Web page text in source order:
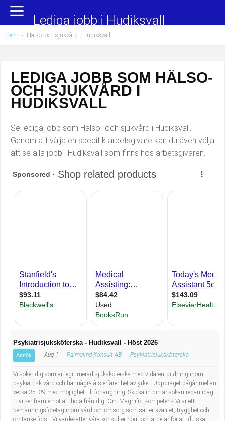
Yrkesområden
Administration, ekonomi, juridik
Chefer och verksamhetsledare
Data/IT
Försäljning, inköp, marknadsföring
Hantverksyrken
Kropps- och skönhetsvård
Kultur, media, design
Naturbruk
Naturvetenskapligt arbete
Pedagogiskt arbete
Populära jobb
Undersköterska, hemtjänst och äldreboende
Barnskötare
Lärare i förskola/Förskollärare
Lagerarbetare
Bussförare/Busschaufför
Budbilsförare
Tidningsbud/Tidningsdistributör
Taxiförare/Taxichaufför
Läkarsekreterare/Vårdadmin/Medicinsk
sekreterare
Lediga jobb i Hudiksvall
Hem › Hälso- och sjukvård - Hudiksvall
LEDIGA JOBB SOM HÄLSO-
OCH SJUKVÅRD I
HUDIKSVALL
Se lediga jobb som Hälso- och sjukvård i Hudiksvall.
Genom att välja en specifik arbetsgivare kan du även välja
att se alla jobb i Hudiksvall som finns hos arbetsgivaren.
Psykiatrisjuksköterska - Hudiksvall - Höst 2026
Ansök Aug 1 Palmelind Konsult AB Psykiatrisjuksköterska
Vi söker dig som är legitimerad sjuksköterska med vidareutbildning inom
psykiatrisk vård och har några års erfarenhet av yrket. Uppdraget pågår mellan
vecka 35--39 med möjlighet till förlängning. Skicka in din ansökan redan idag
– vi ser fram emot att höra från dig! Om Magnifiq Kompetens Vi är ett
bemanningsföretag inom vård och omsorg som sätter kvalitet, trygghet och
omtanke först. Vi värdesätter våra konsulter högt och arbetar för att du ska